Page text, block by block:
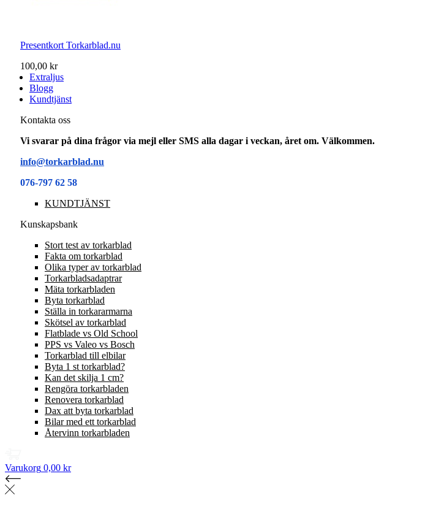
Presentkort Torkarblad.nu
100,00 kr
Extraljus
Blogg
Kundtjänst
Kontakta oss
Vi svarar på dina frågor via mejl eller SMS alla dagar i veckan, året om. Välkommen.
info@torkarblad.nu
076-797 62 58
KUNDTJÄNST
Kunskapsbank
Stort test av torkarblad
Fakta om torkarblad
Olika typer av torkarblad
Torkarbladsadaptrar
Mäta torkarbladen
Byta torkarblad
Ställa in torkararmarna
Skötsel av torkarblad
Flatblade vs Old School
PPS vs Valeo vs Bosch
Torkarblad till elbilar
Byta 1 st torkarblad?
Kan det skilja 1 cm?
Rengöra torkarbladen
Renovera torkarblad
Dax att byta torkarblad
Bilar med ett torkarblad
Återvinn torkarbladen
Varukorg 0,00 kr